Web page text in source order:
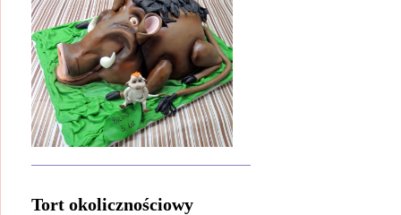
Tort okolicznościowy